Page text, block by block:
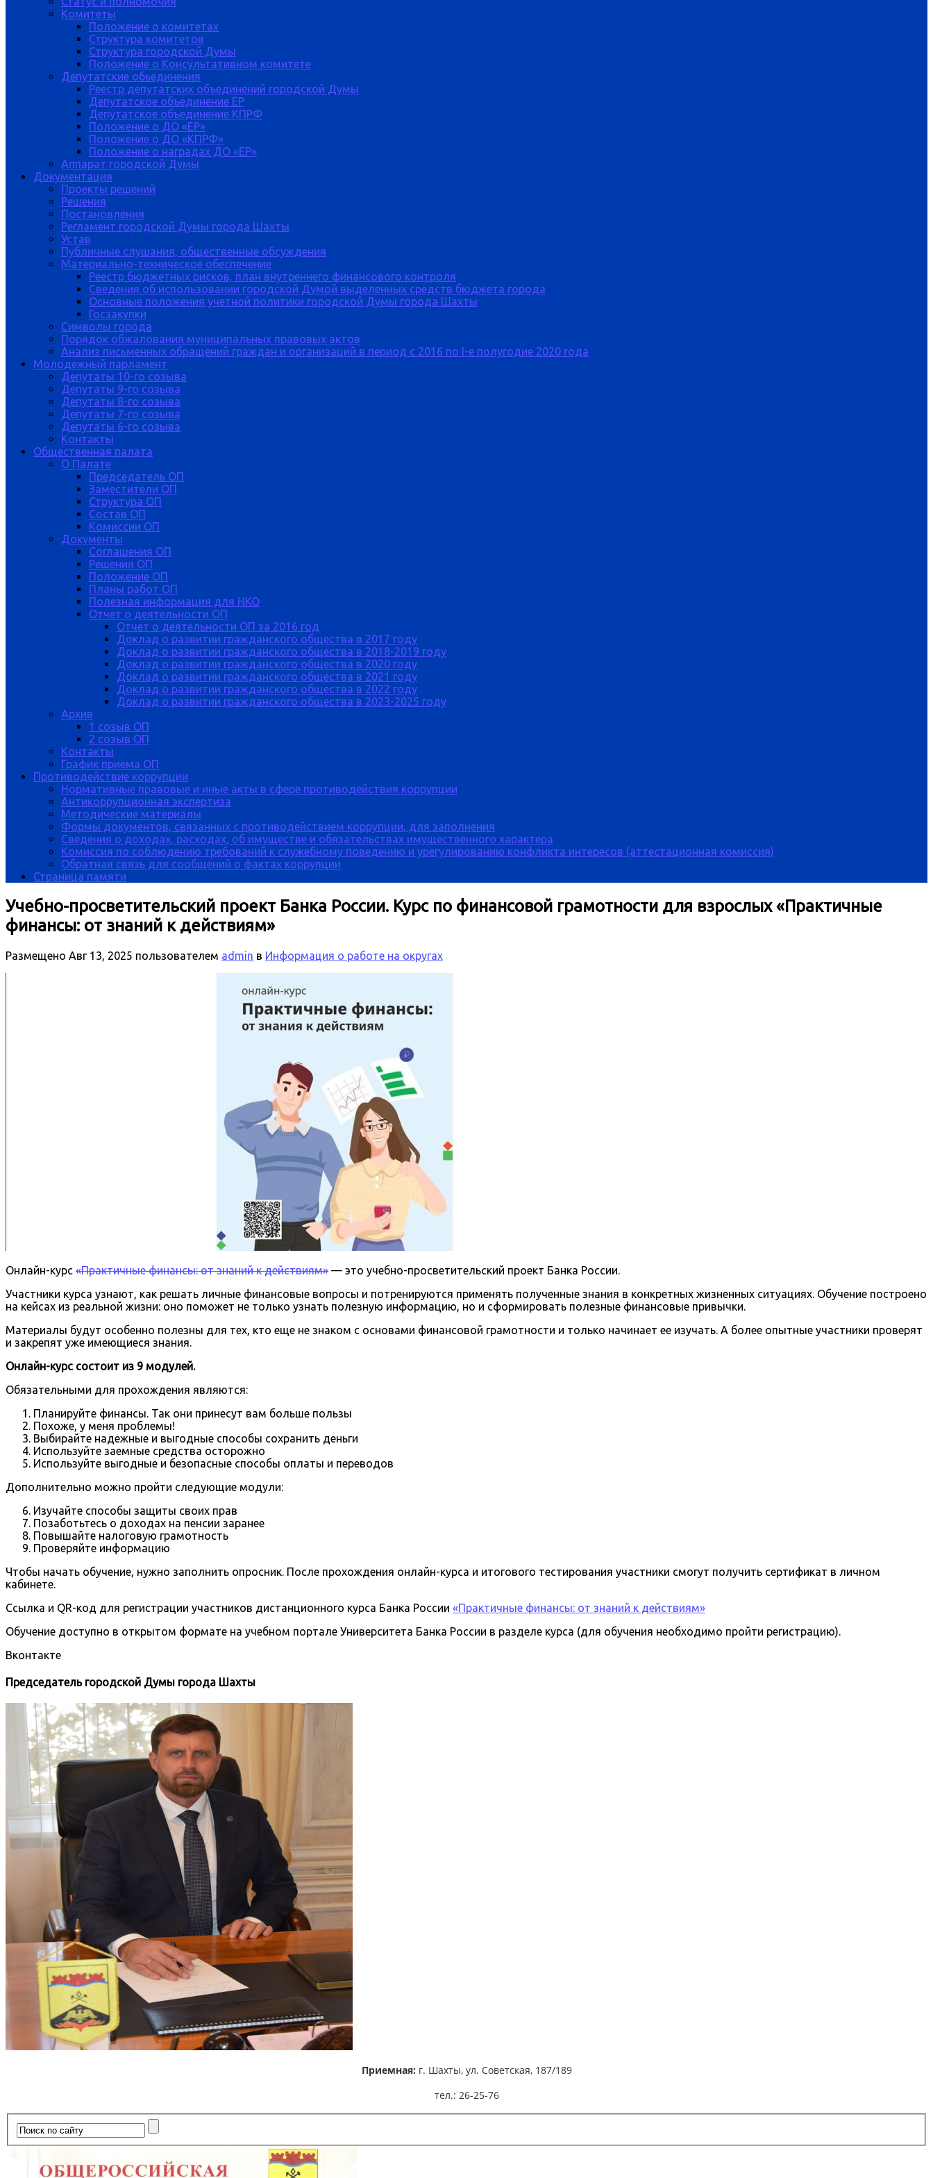
Комитеты
Положение о комитетах
Структура комитетов
Структура городской Думы
Положение о Консультативном комитете
Депутатские обьединения
Реестр депутатских объединений городской Думы
Депутатское объединение ЕР
Депутатское объединение КПРФ
Положение о ДО «ЕР»
Положение о ДО «КПРФ»
Положение о наградах ДО «ЕР»
Аппарат городской Думы
Документация
Проекты решений
Решения
Постановления
Регламент городской Думы города Шахты
Устав
Публичные слушания, общественные обсуждения
Материально-техническое обеспечение
Реестр бюджетных рисков, план внутреннего финансового контроля
Сведения об использовании городской Думой выделенных средств бюджета города
Основные положения учетной политики городской Думы города Шахты
Госзакупки
Символы города
Порядок обжалования муниципальных правовых актов
Анализ письменных обращений граждан и организаций в период с 2016 по I-е полугодие 2020 года
Молодежный парламент
Депутаты 10-го созыва
Депутаты 9-го созыва
Депутаты 8-го созыва
Депутаты 7-го созыва
Депутаты 6-го созыва
Контакты
Общественная палата
О Палате
Председатель ОП
Заместители ОП
Структура ОП
Состав ОП
Комиссии ОП
Документы
Соглашения ОП
Решения ОП
Положение ОП
Планы работ ОП
Полезная информация для НКО
Отчет о деятельности ОП
Отчет о деятельности ОП за 2016 год
Доклад о развитии гражданского общества в 2017 году
Доклад о развитии гражданского общества в 2018-2019 году
Доклад о развитии гражданского общества в 2020 году
Доклад о развитии гражданского общества в 2021 году
Доклад о развитии гражданского общества в 2022 году
Доклад о развитии гражданского общества в 2023-2025 году
Архив
1 созыв ОП
2 созыв ОП
Контакты
График приема ОП
Противодействие коррупции
Нормативные правовые и иные акты в сфере противодействия коррупции
Антикоррупционная экспертиза
Методические материалы
Формы документов, связанных с противодействием коррупции, для заполнения
Сведения о доходах, расходах, об имуществе и обязательствах имущественного характера
Комиссия по соблюдению требований к служебному поведению и урегулированию конфликта интересов (аттестационная комиссия)
Обратная связь для сообщений о фактах коррупции
Страница памяти
Учебно-просветительский проект Банка России. Курс по финансовой грамотности для взрослых «Практичные
финансы: от знаний к действиям»
Размещено Авг 13, 2025 пользователем admin в Информация о работе на округах
Онлайн-курс «Практичные финансы: от знаний к действиям» — это учебно-просветительский проект Банка России.
Участники курса узнают, как решать личные финансовые вопросы и потренируются применять полученные знания в конкретных жизненных ситуациях. Обучение построено
на кейсах из реальной жизни: оно поможет не только узнать полезную информацию, но и сформировать полезные финансовые привычки.
Материалы будут особенно полезны для тех, кто еще не знаком с основами финансовой грамотности и только начинает ее изучать. А более опытные участники проверят
и закрепят уже имеющиеся знания.
Онлайн-курс состоит из 9 модулей.
Обязательными для прохождения являются:
Планируйте финансы. Так они принесут вам больше пользы
Похоже, у меня проблемы!
Выбирайте надежные и выгодные способы сохранить деньги
Используйте заемные средства осторожно
Используйте выгодные и безопасные способы оплаты и переводов
Дополнительно можно пройти следующие модули:
Изучайте способы защиты своих прав
Позаботьтесь о доходах на пенсии заранее
Повышайте налоговую грамотность
Проверяйте информацию
Чтобы начать обучение, нужно заполнить опросник. После прохождения онлайн-курса и итогового тестирования участники смогут получить сертификат в личном
кабинете.
Ссылка и QR-код для регистрации участников дистанционного курса Банка России «Практичные финансы: от знаний к действиям»
Обучение доступно в открытом формате на учебном портале Университета Банка России в разделе курса (для обучения необходимо пройти регистрацию).
Вконтакте
Председатель городской Думы города Шахты
Приемная: г. Шахты, ул. Советская, 187/189
тел.: 26-25-76